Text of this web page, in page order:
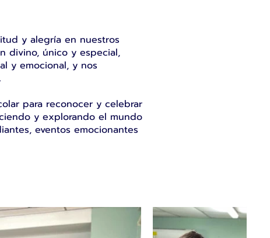
y alegría en nuestros
divino, único y especial,
y emocional, y nos
para reconocer y celebrar
y explorando el mundo
eventos emocionantes